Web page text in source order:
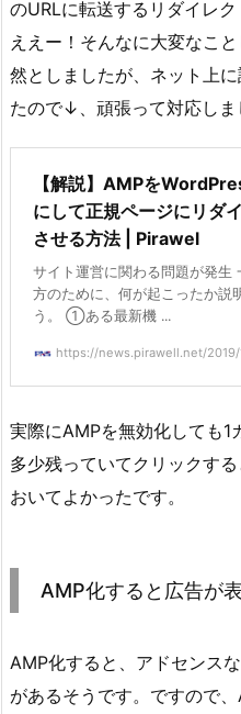
のURLに転送するリダイレク
ええー！そんなに大変なこ
然としましたが、ネット上
たので↓、頑張って対応しま
【解説】AMPを
にして正規ページにリダ
させる方法 | Pirawel
サイト運営に関わる問題が発生
方のために、何が起こったか説
う。 ①ある最新機 ...
https://news.pirawell.net/2019/
実際にAMPを無効化しても1
多少残っていてクリックす
おいてよかったです。
AMP化すると広告が
AMP化すると、アドセンス
があるそうです。ですので